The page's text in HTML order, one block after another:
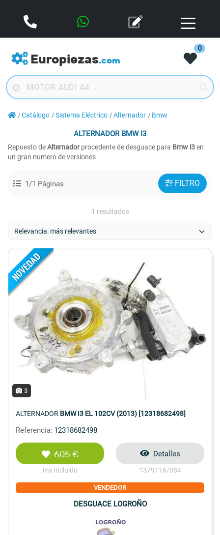
Europiezas.com
0
Catálogo Sistema Eléctrico Alternador Bmw
ALTERNADORBMW I3
Repuesto deAlternador procedente de desguace para Bmw i3en
un gran numero de versiones
1/1 Páginas FILTRO
1 resultados
3
ALTERNADOR BMW I3 EL 102CV (2013) [12318682498]
Referencia: 12318682498
605 €
Iva Incluido
Detalles
1379116/084
VENDEDOR
DESGUACE LOGROÑO